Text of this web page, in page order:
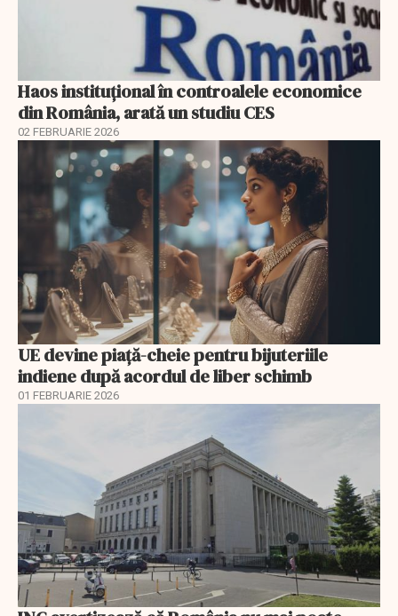
Haos instituțional în controalele economice
din România, arată un studiu CES
02 FEBRUARIE 2026
UE devine piață-cheie pentru bijuteriile
indiene după acordul de liber schimb
01 FEBRUARIE 2026